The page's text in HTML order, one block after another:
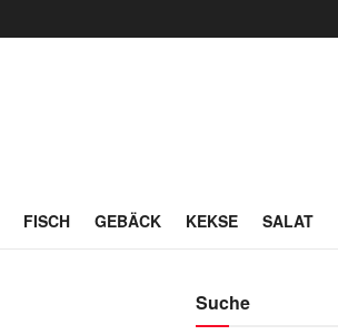
FISCH GEBÄCK KEKSE SALAT
Suche